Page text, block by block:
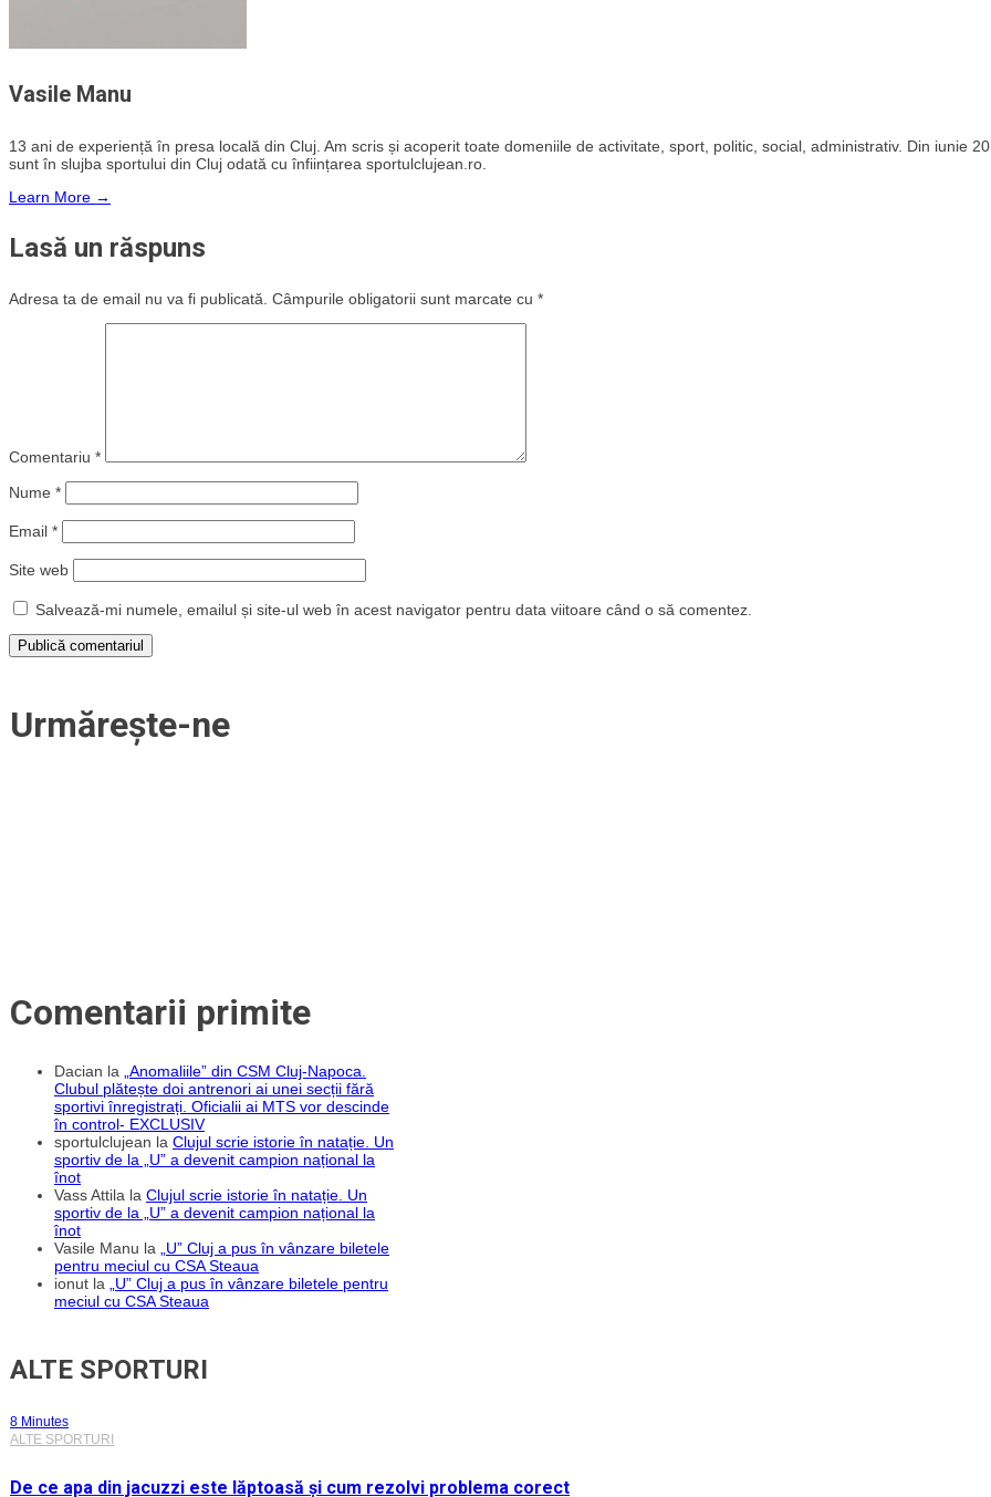
Vasile Manu
13 ani de experiență în presa locală din Cluj. Am scris și acoperit toate domeniile de activitate, sport, politic, social, administrativ. Din iunie
sunt în slujba sportului din Cluj odată cu înființarea sportulclujean.ro.
Learn More →
Lasă un răspuns
Adresa ta de email nu va fi publicată. Câmpurile obligatorii sunt marcate cu *
Comentariu *
Nume *
Email *
Site web
Salvează-mi numele, emailul și site-ul web în acest navigator pentru data viitoare când o să comentez.
Urmărește-ne
Comentarii primite
Dacian la „Anomaliile” din CSM Cluj-Napoca.
Clubul plătește doi antrenori ai unei secții fără
sportivi înregistrați. Oficialii ai MTS vor descinde
în control- EXCLUSIV
sportulclujean la Clujul scrie istorie în natație. Un
sportiv de la „U” a devenit campion național la
înot
Vass Attila la Clujul scrie istorie în natație. Un
sportiv de la „U” a devenit campion național la
înot
Vasile Manu la „U” Cluj a pus în vânzare biletele
pentru meciul cu CSA Steaua
ionut la „U” Cluj a pus în vânzare biletele pentru
meciul cu CSA Steaua
ALTE SPORTURI
8 Minutes
ALTE SPORTURI
De ce apa din jacuzzi este lăptoasă și cum rezolvi problema corect